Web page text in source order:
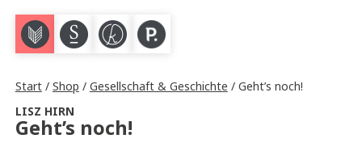
M S K P
Start/ Shop / Gesellschaft & Geschichte / Geht’s noch!
LISZ HIRN
Geht’s noch!